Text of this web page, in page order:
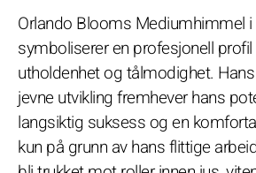
Orlando Blooms Mediumhimmel i
symboliserer en profesjonell
utholdenhet og tålmodighet.
jevne utvikling fremhever hans
langsiktig suksess og en
kun på grunn av hans flittige